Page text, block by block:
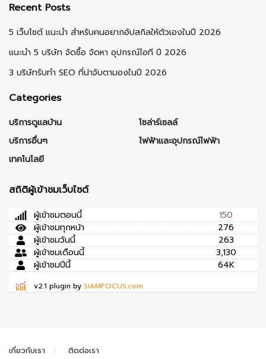
Recent Posts
5 เว็บไซต์ แนะนำ สำหรับคนอยากอัปสกิลให้ตัวเองในปี 2026
แนะนำ 5 บริษัท จัดซื้อ จัดหา อุปกรณ์ไอที ปี 2026
3 บริษัทรับทำ SEO ที่น่าจับตามองในปี 2026
Categories
บริการดูแลบ้าน
บริการอื่นๆ
เทคโนโลยี
โซล่าร์เซลล์
ไฟฟ้าและอุปกรณ์ไฟฟ้า
สถิติผู้เข้าชมเว็บไซต์
ผู้เข้าชมตอนนี้
150
ผู้เข้าชมทุกหน้า
276
ผู้เข้าชมวันนี้
263
ผู้เข้าชมเดือนนี้
3,130
ผู้เข้าชมปีนี้
64K
v2.1 plugin by SiAMFOCUS.com
เกี่ยวกับเรา ติดต่อเรา